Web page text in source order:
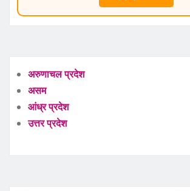
अरुणाचल प्रदेश
असम
आंध्र प्रदेश
उत्तर प्रदेश